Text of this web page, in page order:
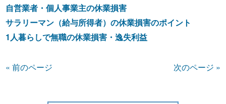
自営業者・個人事業主の休業損害
サラリーマン（給与所得者）の休業損害のポイント
1人暮らしで無職の休業損害・逸失利益
« 前のページ 次のページ »